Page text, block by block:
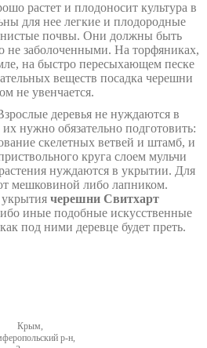
растет и плодоносит культура в
для нее легкие и плодородные
почвы. Они должны быть
не заболоченными. На торфяниках,
на быстро пересыхающем песке
веществ посадка черешни
не увенчается.
деревья не нуждаются в
нужно обязательно подготовить:
скелетных ветвей и штамб, и
круга слоем мульчи
нуждаются в укрытии. Для
мешковиной либо лапником.
укрытия черешни Свитхарт
иные подобные искусственные
под ними деревце будет преть.
Крым,
р-н,